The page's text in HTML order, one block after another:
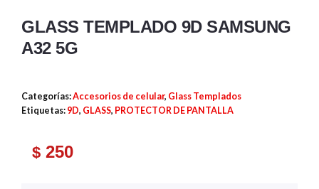
GLASS TEMPLADO 9D SAMSUNG
A32 5G
Categorías:Accesorios de celular, Glass Templados
Etiquetas: 9D, GLASS, PROTECTOR DE PANTALLA
$ 250